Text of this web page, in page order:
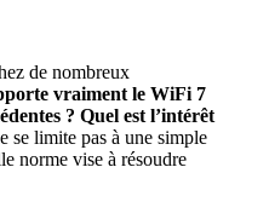
de nombreux
vraiment le WiFi 7
? Quel est l’intérêt
se limite pas à une simple
norme vise à résoudre